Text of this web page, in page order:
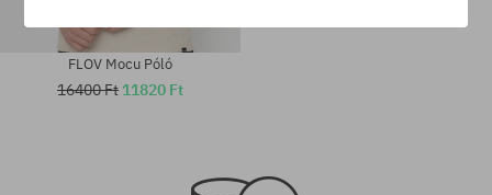
M; L; XL; XXL
FLOV Mocu Póló
16400 Ft 11820 Ft